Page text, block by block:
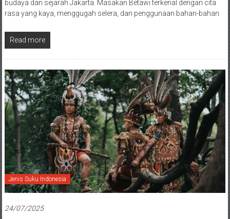
budaya dan sejarah Jakarta. Masakan Betawi terkenal dengan cita
rasa yang kaya, menggugah selera, dan penggunaan bahan-bahan
Read more
Jenis Suku Indonesia
24/07/2025